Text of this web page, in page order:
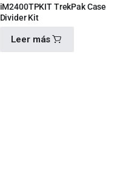
iM2400TPKIT TrekPak Case
Divider Kit
Leer más